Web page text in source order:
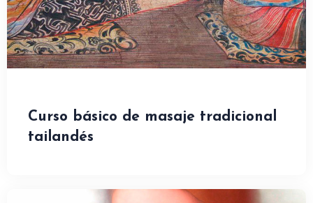
Curso básico de masaje tradicional
tailandés